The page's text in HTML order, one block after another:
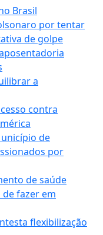
Brasil
por tentar
de golpe
a
contra
de
por
de saúde
fazer em
flexibilização